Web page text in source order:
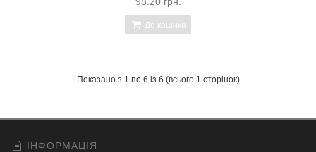
До кошика
Показано з 1 по 6 із 6 (всього 1 сторінок)
ІНФОРМАЦІЯ